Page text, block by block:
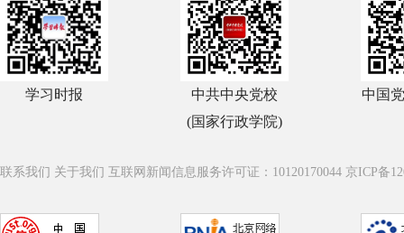
学习时报
中共中央党校
(国家行政学院)
中国
联系我们 关于我们 互联网新闻信息服务许可证：10120170044 京ICP备